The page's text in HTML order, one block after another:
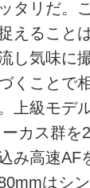
タリだ。
えること
し気味に
くことで
上級モデ
カス群を
み高速AF
はシ